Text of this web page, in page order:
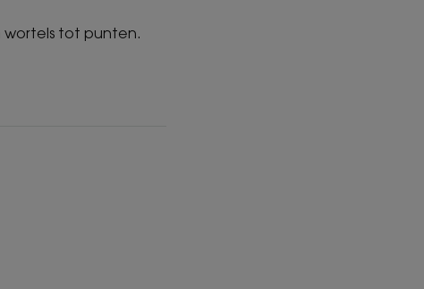
wortels tot punten.